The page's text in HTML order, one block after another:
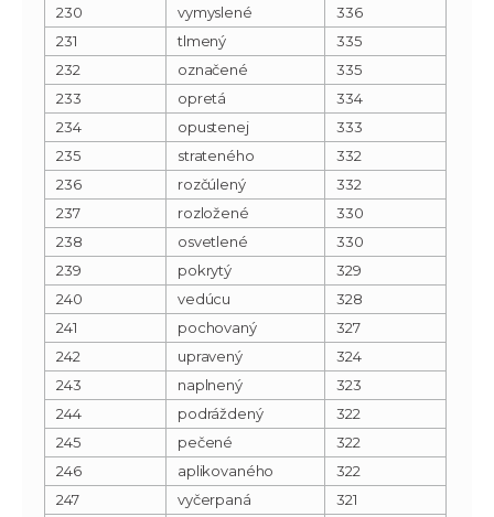
230
vymyslené
336
231
tlmený
335
232
označené
335
233
opretá
334
234
opustenej
333
235
strateného
332
236
rozčúlený
332
237
rozložené
330
238
osvetlené
330
239
pokrytý
329
240
vedúcu
328
241
pochovaný
327
242
upravený
324
243
naplnený
323
244
podráždený
322
245
pečené
322
246
aplikovaného
322
247
vyčerpaná
321